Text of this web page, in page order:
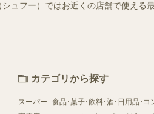
ュフー）ではお近くの店舗で使える
カテゴリから探す
スーパー 食品･菓子･飲料･酒･日用品･コ